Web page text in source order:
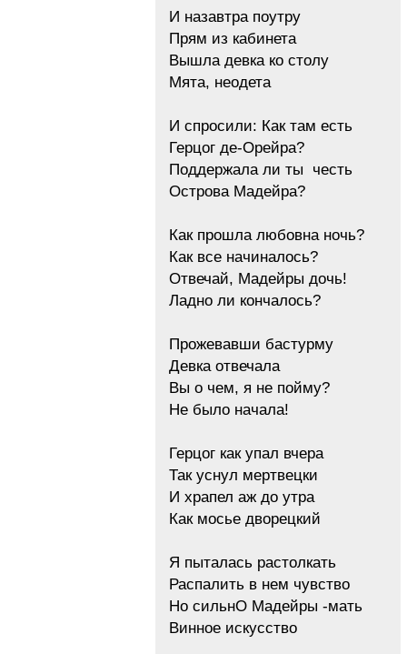
И назавтра поутру
Прям из кабинета
Вышла девка ко столу
Мята, неодета
И спросили: Как там есть
Герцог де-Орейра?
Поддержала ли ты честь
Острова Мадейра?
Как прошла любовна ночь?
Как все начиналось?
Отвечай, Мадейры дочь!
Ладно ли кончалось?
Прожевавши бастурму
Девка отвечала
Вы о чем, я не пойму?
Не было начала!
Герцог как упал вчера
Так уснул мертвецки
И храпел аж до утра
Как мосье дворецкий
Я пыталась растолкать
Распалить в нем чувство
Но сильнО Мадейры -мать
Винное искусство